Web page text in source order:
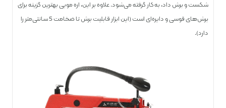
شکست و برش داد، به کار گرفته می‌شود. علاوه بر این، اره مویی بهترین گزینه برای
برش‌های قوسی و دایره‌ای است (این ابزار قابلیت برش تا ضخامت 5 سانتی‌متر را
دارد).